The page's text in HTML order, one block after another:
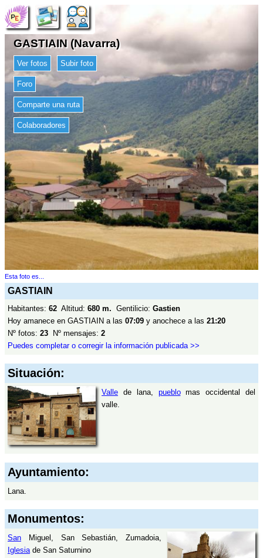
GASTIAIN (Navarra)
Ver fotos Subir foto
Foro
Comparte una ruta
Colaboradores
Esta foto es...
GASTIAIN
Habitantes: 62 Altitud: 680 m. Gentilicio: Gastien
Hoy amanece en GASTIAIN a las 07:09 y anochece a las 21:20
Nº fotos: 23 Nº mensajes: 2
Puedes completar o corregir la información publicada >>
Situación:
Valle de lana, pueblomas occidental del
valle.
Ayuntamiento:
Lana.
Monumentos:
San Miguel, San Sebastián, Zumadoia,
Iglesia de San Saturnino